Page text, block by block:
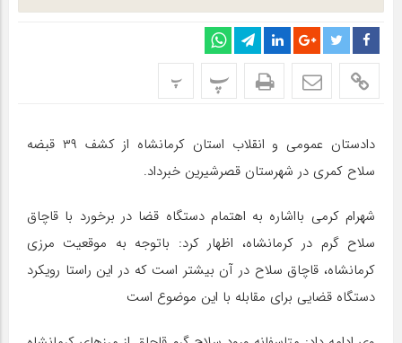
پ پ
دادستان عمومی و انقلاب استان کرمانشاه از کشف ۳۹ قبضه
سلاح کمری در شهرستان قصرشیرین خبرداد.
شهرام کرمی بااشاره به اهتمام دستگاه قضا در برخورد با قاچاق
سلاح گرم در کرمانشاه، اظهار کرد: باتوجه به موقعیت مرزی
کرمانشاه، قاچاق سلاح در آن بیشتر است که در این راستا رویکرد
دستگاه قضایی برای مقابله با این موضوع است‌